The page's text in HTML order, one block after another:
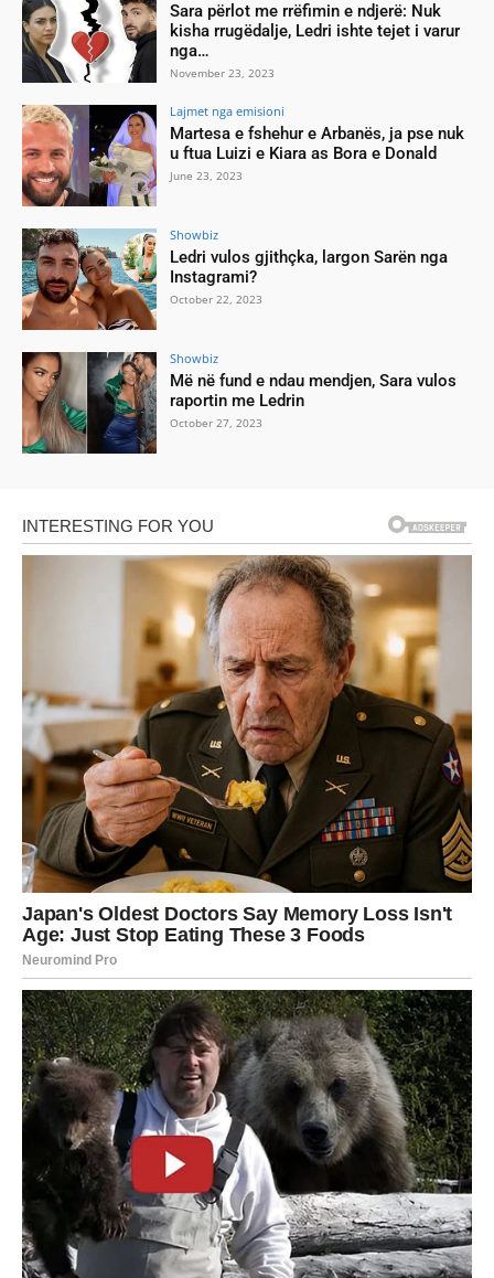
Sara përlot me rrëfimin e ndjerë: Nuk
kisha rrugëdalje, Ledri ishte tejet i varur
nga…
November 23, 2023
Lajmet nga emisioni
Martesa e fshehur e Arbanës, ja pse nuk
u ftua Luizi e Kiara as Bora e Donald
June 23, 2023
Showbiz
Ledri vulos gjithçka, largon Sarën nga
Instagrami?
October 22, 2023
Showbiz
Më në fund e ndau mendjen, Sara vulos
raportin me Ledrin
October 27, 2023